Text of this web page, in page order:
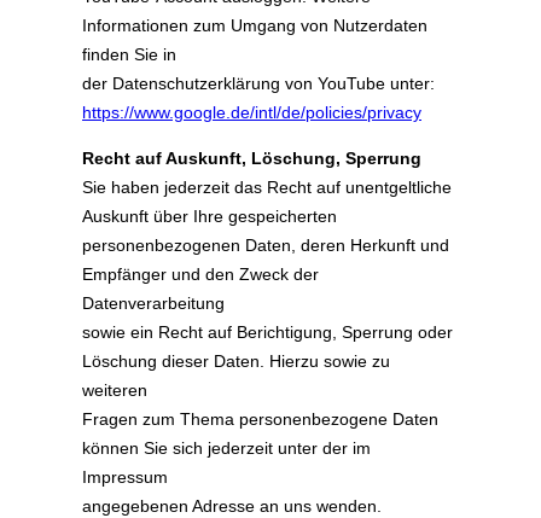
Informationen zum Umgang von Nutzerdaten
finden Sie in
der Datenschutzerklärung von YouTube unter:
https://www.google.de/intl/de/policies/privacy
Recht auf Auskunft, Löschung, Sperrung
Sie haben jederzeit das Recht auf unentgeltliche
Auskunft über Ihre gespeicherten
personenbezogenen Daten, deren Herkunft und
Empfänger und den Zweck der
Datenverarbeitung
sowie ein Recht auf Berichtigung, Sperrung oder
Löschung dieser Daten. Hierzu sowie zu
weiteren
Fragen zum Thema personenbezogene Daten
können Sie sich jederzeit unter der im
Impressum
angegebenen Adresse an uns wenden.